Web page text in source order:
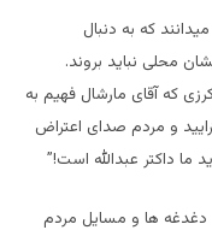
که به دنبال
محلی نباید بروند.
که آقای مارشال فهیم به
و مردم صدای اعتراض
ما داکتر عبدالله است!”
دغدغه ها و مسایل مردم